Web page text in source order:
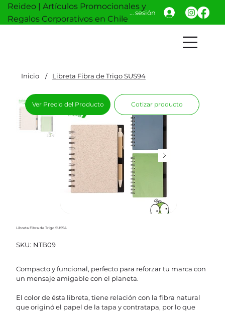
Reideo | Artículos Promocionales y
Regalos Corporativos en Chile
Iniciar sesión
Inicio / Libreta Fibra de Trigo SUS94
Libreta Fibra de Trigo SUS94
SKU: SKU
NTB09
NTB09
Compacto y funcional, perfecto para reforzar tu marca con
un mensaje amigable con el planeta.
El color de ésta libreta, tiene relación con la fibra natural
que originó el papel de la tapa y contratapa, por lo que
Ver Precio del Producto Cotizar producto